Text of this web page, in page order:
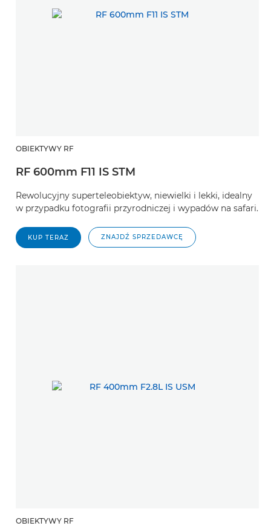
OBIEKTYWY RF
RF 600mm F11 IS STM
Rewolucyjny superteleobiektyw, niewielki i lekki, idealny
w przypadku fotografii przyrodniczej i wypadów na safari.
KUP TERAZ ZNAJDŹ SPRZEDAWCĘ
OBIEKTYWY RF